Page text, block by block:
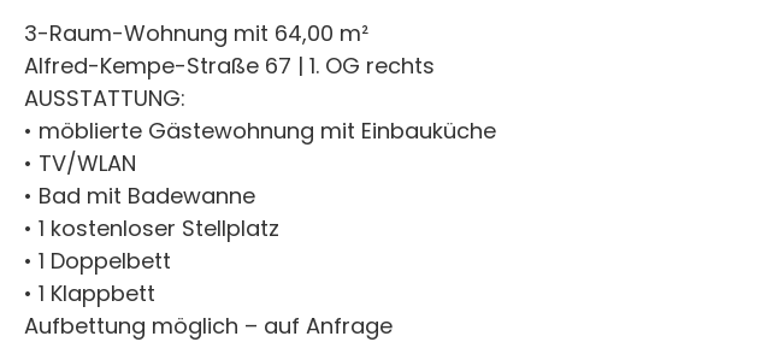
3-Raum-Wohnung mit 64,00 m²
Alfred-Kempe-Straße 67 | 1. OG rechts
AUSSTATTUNG:
• möblierte Gästewohnung mit Einbauküche
• TV/WLAN
• Bad mit Badewanne
• 1 kostenloser Stellplatz
• 1 Doppelbett
• 1 Klappbett
Aufbettung möglich – auf Anfrage